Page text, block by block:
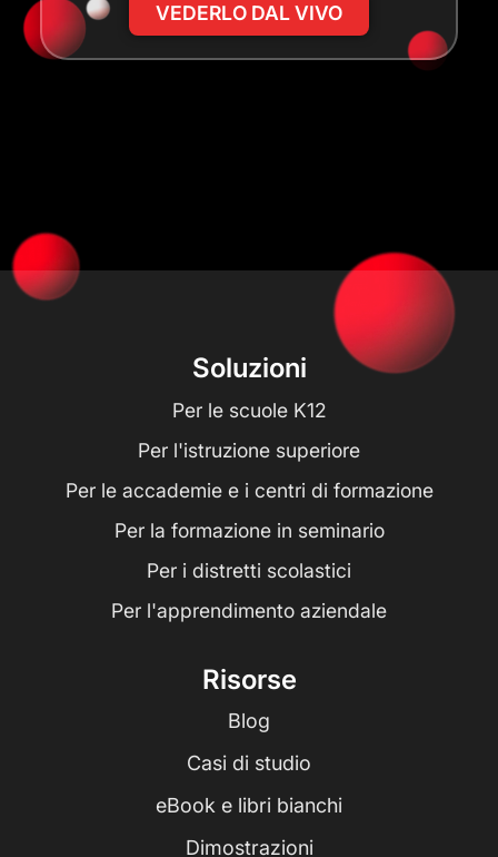
VEDERLO DAL VIVO
Soluzioni
Per le scuole K12
Per l'istruzione superiore
Per le accademie e i centri di formazione
Per la formazione in seminario
Per i distretti scolastici
Per l'apprendimento aziendale
Risorse
Blog
Casi di studio
eBook e libri bianchi
Dimostrazioni